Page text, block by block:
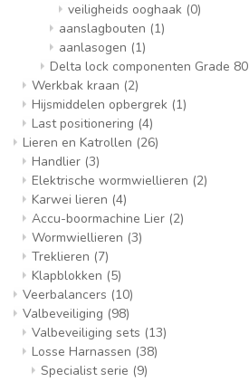
veiligheids ooghaak (0)
aanslagbouten (1)
aanlasogen (1)
Delta lock componenten Grade 80
Werkbak kraan (2)
Hijsmiddelen opbergrek (1)
Last positionering (4)
Lieren en Katrollen (26)
Handlier (3)
Elektrische wormwiellieren (2)
Karwei lieren (4)
Accu-boormachine Lier (2)
Wormwiellieren (3)
Treklieren (7)
Klapblokken (5)
Veerbalancers (10)
Valbeveiliging (98)
Valbeveiliging sets (13)
Losse Harnassen (38)
Specialist serie (9)